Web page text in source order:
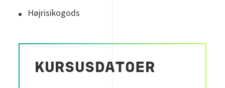
Højrisikogods
KURSUSDATOER